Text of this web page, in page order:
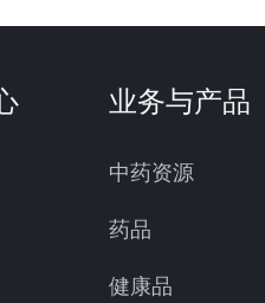
业务与产品
中药资源
药品
健康品